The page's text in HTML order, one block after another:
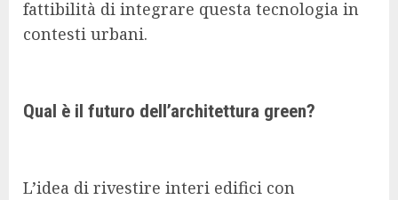
fattibilità di integrare questa tecnologia in
contesti urbani.
Qual è il futuro dell’architettura green?
L’idea di rivestire interi edifici con